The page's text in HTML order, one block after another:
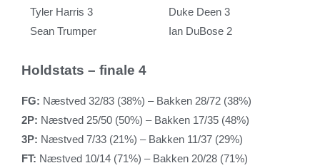
Tyler Harris 3
Sean Trumper
Duke Deen 3
Ian DuBose 2
Holdstats – finale 4
FG: Næstved 32/83 (38%) – Bakken 28/72 (38%)
2P: Næstved 25/50 (50%) – Bakken 17/35 (48%)
3P: Næstved 7/33 (21%) – Bakken 11/37 (29%)
FT: Næstved 10/14 (71%) – Bakken 20/28 (71%)